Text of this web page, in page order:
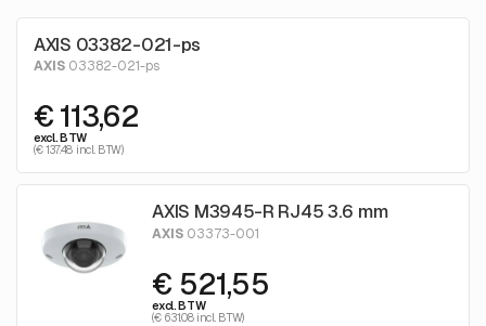
AXIS 03382-021-ps
AXIS 03382-021-ps
€ 113,62
excl. BTW
(€ 137.48 incl. BTW)
AXIS M3945-R RJ45 3.6 mm
AXIS 03373-001
€ 521,55
excl. BTW
(€ 631.08 incl. BTW)